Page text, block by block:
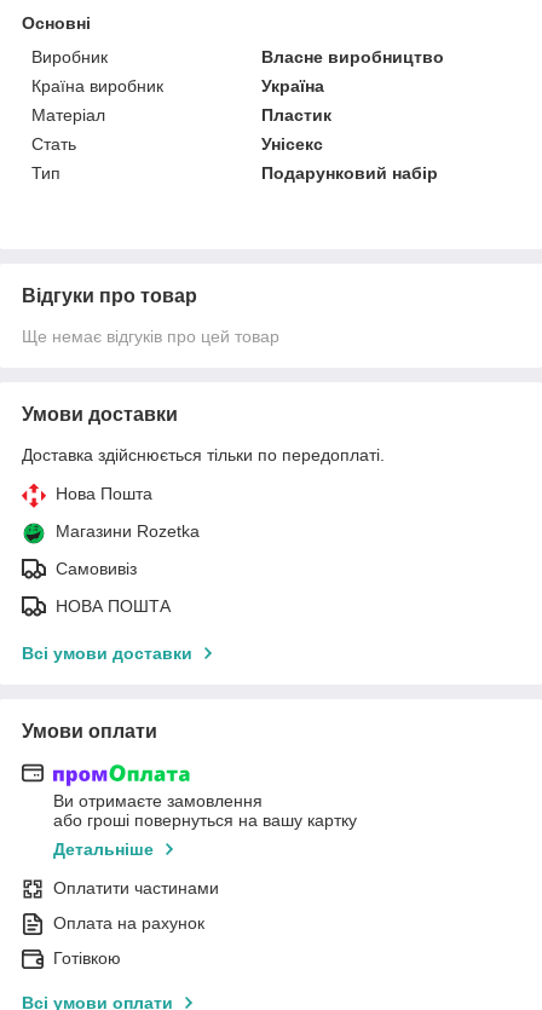
Основні
Виробник
Власне виробництво
Країна виробник
Україна
Матеріал
Пластик
Стать
Унісекс
Тип
Подарунковий набір
Відгуки про товар
Ще немає відгуків про цей товар
Умови доставки
Доставка здійснюється тільки по передоплаті.
Нова Пошта
Магазини Rozetka
Самовивіз
НОВА ПОШТА
Всі умови доставки
Умови оплати
Ви отримаєте замовлення
або гроші повернуться на вашу картку
Детальніше
Оплатити частинами
Оплата на рахунок
Готівкою
Всі умови оплати